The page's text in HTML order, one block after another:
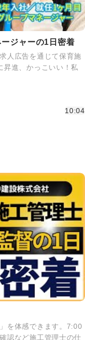
ジャーの1日密着
人広告を通じて保育施
昇進、かっこいい！私
10:04
を体感できます。7:00
認など施工管理士の仕